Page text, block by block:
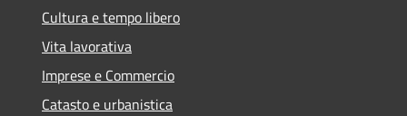
Cultura e tempo libero
Vita lavorativa
Imprese e Commercio
Catasto e urbanistica